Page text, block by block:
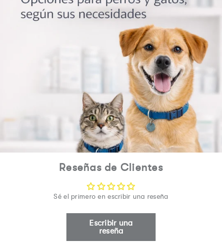
Reseñas de Clientes
Sé el primero en escribir una reseña
Escribir una
reseña